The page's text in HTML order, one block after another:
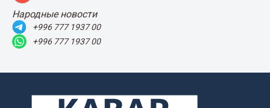
Народные новости
+996 777 1937 00
+996 777 1937 00